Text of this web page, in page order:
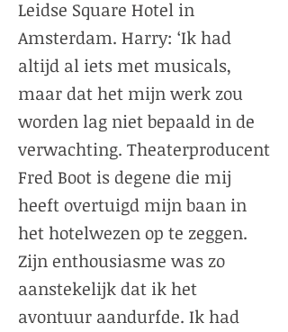
Leidse Square Hotel in
Amsterdam. Harry: ‘Ik had
altijd al iets met musicals,
maar dat het mijn werk zou
worden lag niet bepaald in de
verwachting. Theaterproducent
Fred Boot is degene die mij
heeft overtuigd mijn baan in
het hotelwezen op te zeggen.
Zijn enthousiasme was zo
aanstekelijk dat ik het
avontuur aandurfde. Ik had